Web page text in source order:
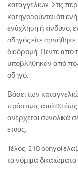
καταγγελιών. Στις
κατηγορούνται ότι
ενόχληση ή κίνδυνο,
οδηγός είτε
διαδρομή. Πέντε από
υποβλήθηκαν από
οδηγό.
Βάσει των
πρόστιμα, από 80
ανέρχεται συνολικά
έτους.
Τέλος, 218 οδηγοί
τα νόμιμα δικαιώματα